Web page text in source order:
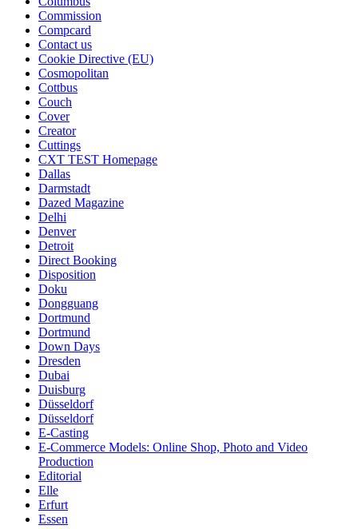
Commission
Compcard
Contact us
Cookie Directive (EU)
Cosmopolitan
Cottbus
Couch
Cover
Creator
Cuttings
CXT TEST Homepage
Dallas
Darmstadt
Dazed Magazine
Delhi
Denver
Detroit
Direct Booking
Disposition
Doku
Dongguang
Dortmund
Dortmund
Down Days
Dresden
Dubai
Duisburg
Düsseldorf
Düsseldorf
E-Casting
E-Commerce Models: Online Shop, Photo and Video
Production
Editorial
Elle
Erfurt
Essen